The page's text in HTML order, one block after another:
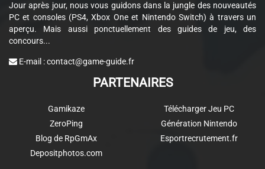
Jour après jour, nous vous guidons dans la jungle des nouveautés
PC et consoles (PS4, Xbox One et Nintendo Switch) à travers un
aperçu. Mais aussi ponctuellement des guides de jeu, des
concours...
E-mail :contact@game-guide.fr
PARTENAIRES
Gamikaze
ZeroPing
Blog de RpGmAx
Depositphotos.com
Télécharger Jeu PC
Génération Nintendo
Esportrecrutement.fr